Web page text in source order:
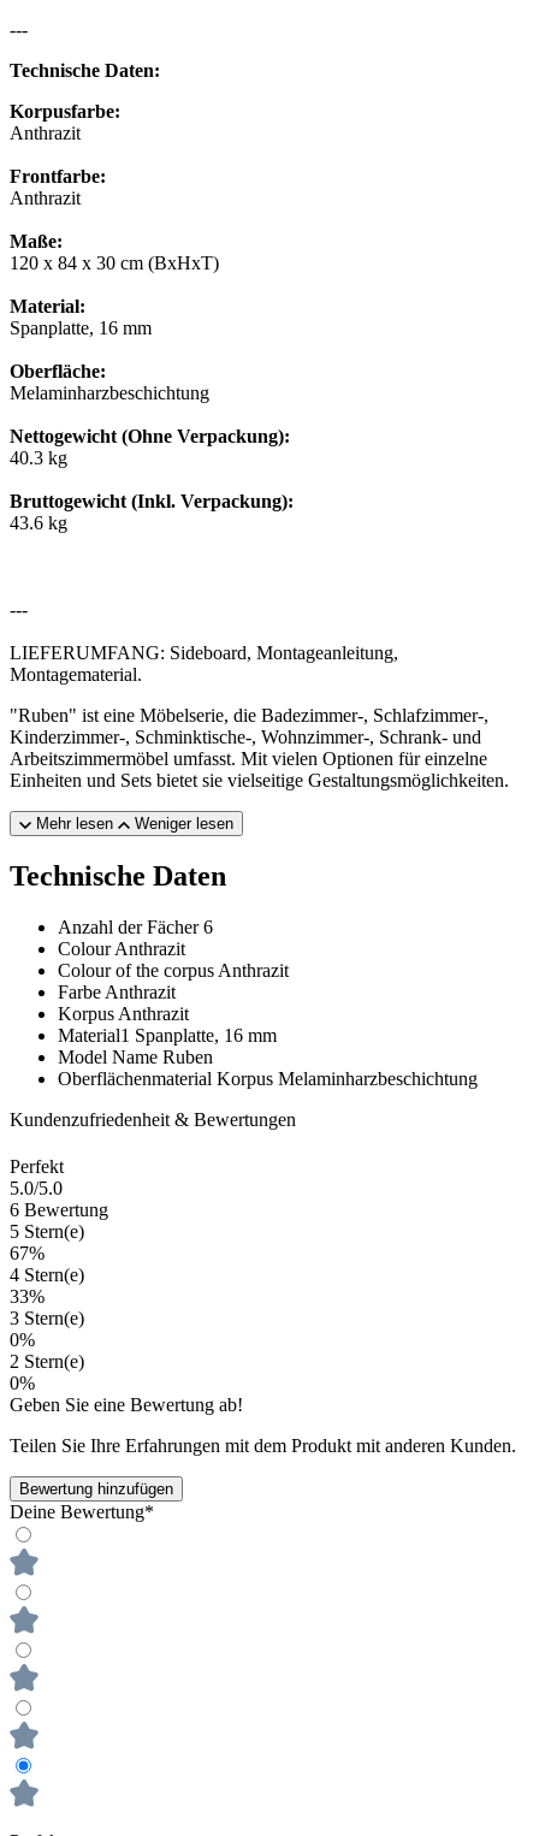
---
Technische Daten:
Korpusfarbe:
Anthrazit
Frontfarbe:
Anthrazit
Maße:
120 x 84 x 30 cm (BxHxT)
Material:
Spanplatte, 16 mm
Oberfläche:
Melaminharzbeschichtung
Nettogewicht (Ohne Verpackung):
40.3 kg
Bruttogewicht (Inkl. Verpackung):
43.6 kg
---
LIEFERUMFANG: Sideboard, Montageanleitung,
Montagematerial.
"Ruben" ist eine Möbelserie, die Badezimmer-, Schlafzimmer-,
Kinderzimmer-, Schminktische-, Wohnzimmer-, Schrank- und
Arbeitszimmermöbel umfasst. Mit vielen Optionen für einzelne
Einheiten und Sets bietet sie vielseitige Gestaltungsmöglichkeiten.
Mehr lesen Weniger lesen
Technische Daten
Anzahl der Fächer 6
Colour Anthrazit
Colour of the corpus Anthrazit
Farbe Anthrazit
Korpus Anthrazit
Material1 Spanplatte, 16 mm
Model Name Ruben
Oberflächenmaterial Korpus Melaminharzbeschichtung
Kundenzufriedenheit & Bewertungen
Perfekt
5.0/5.0
6 Bewertung
5 Stern(e)
67%
4 Stern(e)
33%
3 Stern(e)
0%
2 Stern(e)
0%
Geben Sie eine Bewertung ab!
Teilen Sie Ihre Erfahrungen mit dem Produkt mit anderen Kunden.
Bewertung hinzufügen
Deine Bewertung*